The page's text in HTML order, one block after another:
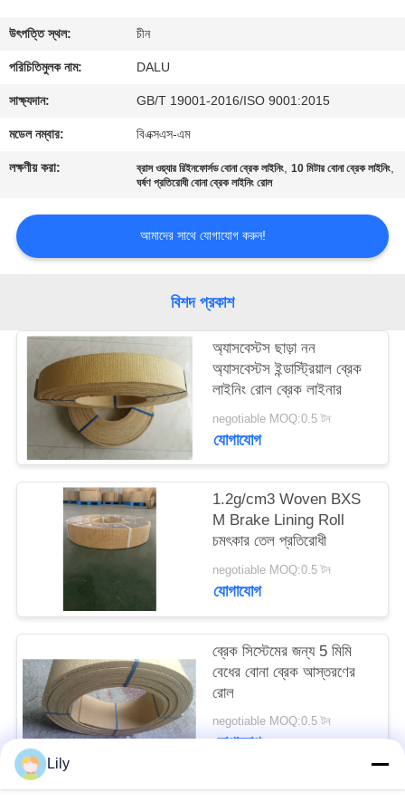
আমাদের
সাথে
যোগাযোগ
করুন
উদ্ধৃতির
জন্য
সাইট
ম্যাপ
PRIVACY
POLICY
উৎপত্তি স্থল: চীন
পরিচিতিমুলক নাম: DALU
সাক্ষ্যদান: GB/T 19001-2016/ISO 9001:2015
মডেল নম্বার: বিএক্সএস-এম
লক্ষণীয় করা: ব্রাস ওয়্যার রিইনফোর্সড বোনা ব্রেক লাইনিং,10 মিটার বোনা ব্রেক লাইনিং,
ঘর্ষণ প্রতিরোধী বোনা ব্রেক লাইনিং রোল
আমাদের সাথে যোগাযোগ করুন!
বিশদ প্রকাশ
অ্যাসবেস্টস ছাড়া নন
অ্যাসবেস্টস ইন্ডাস্ট্রিয়াল ব্রেক
লাইনিং রোল ব্রেক লাইনার
negotiable MOQ:0.5 টন
যোগাযোগ
1.2g/cm3 Woven BXS
M Brake Lining Roll
চমৎকার তেল প্রতিরোধী
negotiable MOQ:0.5 টন
যোগাযোগ
ব্রেক সিস্টেমের জন্য 5 মিমি
বেধের বোনা ব্রেক আস্তরণের
রোল
negotiable MOQ:0.5 টন
যোগাযোগ
Lily